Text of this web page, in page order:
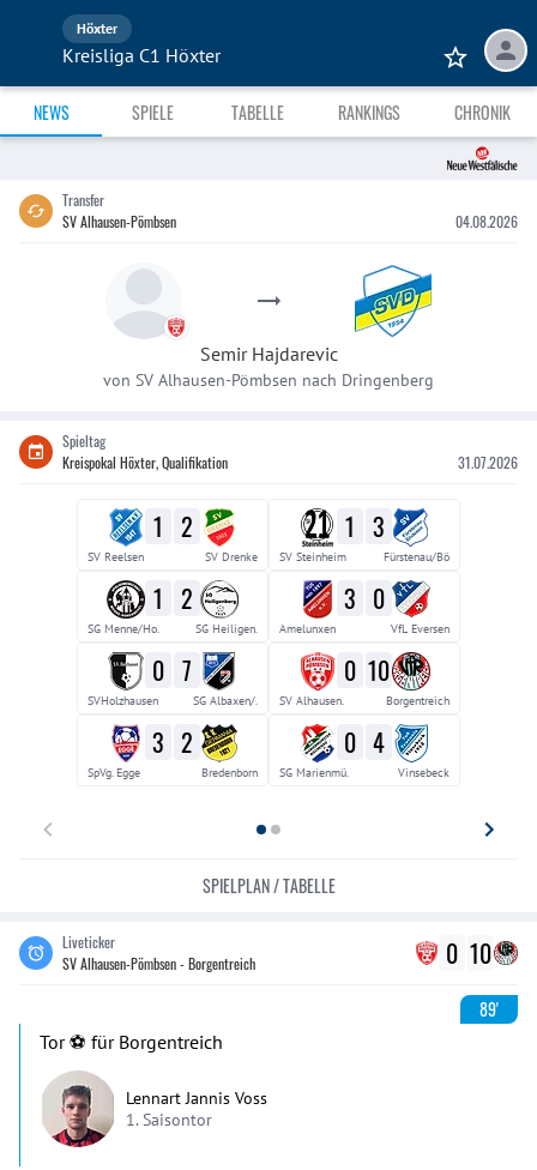
Höxter
Kreisliga C1 Höxter
NEWS SPIELE TABELLE RANKINGS CHRONIK
Transfer
SV Alhausen-Pömbsen
04.08.2026
Semir Hajdarevic
von SV Alhausen-Pömbsen nach Dringenberg
Spieltag
Kreispokal Höxter, Qualifikation
31.07.2026
1 2
SV Reelsen SV Drenke
1 3
SV Steinheim Fürstenau/Bö
1 2
SG Menne/Ho. SG Heiligen.
3 0
Amelunxen VfL Eversen
0 7
SVHolzhausen SG Albaxen/.
0 10
SV Alhausen. Borgentreich
3 2
SpVg. Egge Bredenborn
0 4
SG Marienmü. Vinsebeck
SPIELPLAN / TABELLE
Liveticker
SV Alhausen-Pömbsen - Borgentreich
0 10
89'
Tor ⚽️ für Borgentreich
Lennart Jannis Voss
1. Saisontor